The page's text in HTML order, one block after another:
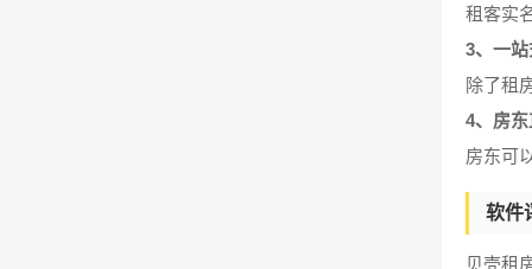
租客实
3、一
除了租
4、房
房东可
软件
贝壳租